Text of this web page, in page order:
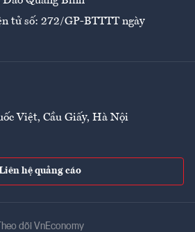
tử số: 272/GP-BTTTT ngày
Việt, Cầu Giấy, Hà Nội
hệ quảng cáo
Theo dõi VnEconomy